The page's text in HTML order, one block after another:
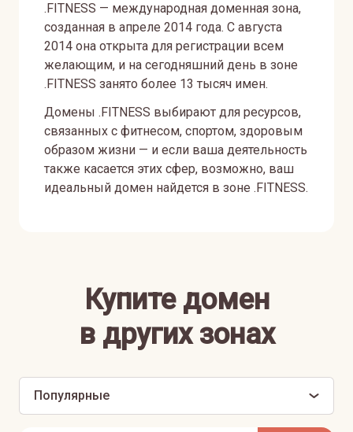
.FITNESS — международная доменная зона,
созданная в апреле 2014 года. С августа
2014 она открыта для регистрации всем
желающим, и на сегодняшний день в зоне
.FITNESS занято более 13 тысяч имен.
Домены .FITNESS выбирают для ресурсов,
связанных с фитнесом, спортом, здоровым
образом жизни — и если ваша деятельность
также касается этих сфер, возможно, ваш
идеальный домен найдется в зоне .FITNESS.
Купите домен
в других зонах
Популярные